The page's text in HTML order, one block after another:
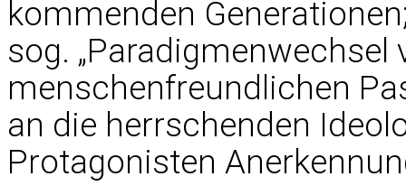
kommenden
sog.
menschenfreundlichen
an die herrschenden
Protagonisten